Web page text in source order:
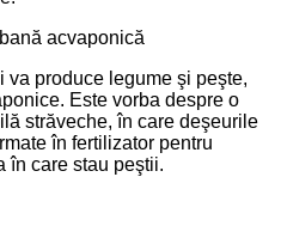
acvaponică
va produce legume şi peşte,
Este vorba despre o
străveche, în care deşeurile
în fertilizator pentru
în care stau peştii.